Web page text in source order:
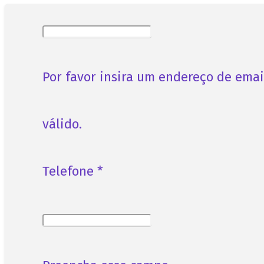
Por favor insira um endereço de
válido.
Telefone *